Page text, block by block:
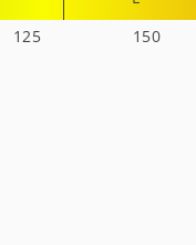
125 150